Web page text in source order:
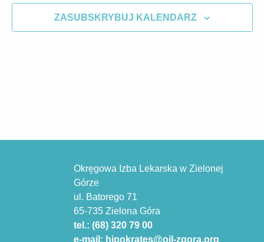
ZASUBSKRYBUJ KALENDARZ
Okręgowa Izba Lekarska w Zielonej
Górze
ul. Batorego 71
65-735 Zielona Góra
tel.: (68) 320 79 00
e-mail: hipokrates@oil-zgora.org